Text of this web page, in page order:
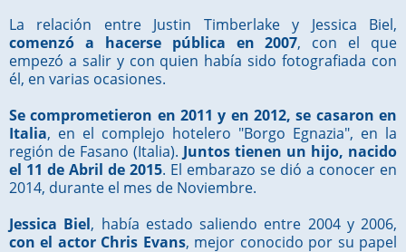
La relación entre Justin Timberlake y Jessica Biel,
comenzó a hacerse pública en 2007, con el que
empezó a salir y con quien había sido fotografiada con
él, en varias ocasiones.
Se comprometieron en 2011 y en 2012, se casaron en
Italia, en el complejo hotelero "Borgo Egnazia", en la
región de Fasano (Italia). Juntos tienen un hijo, nacido
el 11 de Abril de 2015. El embarazo se dió a conocer en
2014, durante el mes de Noviembre.
Jessica Biel, había estado saliendo entre 2004 y 2006,
con el actor Chris Evans, mejor conocido por su papel